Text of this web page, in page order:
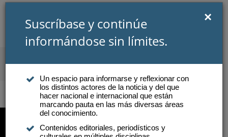
SUSCRIBIRSE INICIAR SESIÓN
Atención a suscriptores
Suscríbase y continúe
informándose sin límites.
×
Un espacio para informarse y reflexionar con
los distintos actores de la noticia y del que
hacer nacional e internacional que están
marcando pauta en las más diversas áreas
del conocimiento.
Contenidos editoriales, periodísticos y